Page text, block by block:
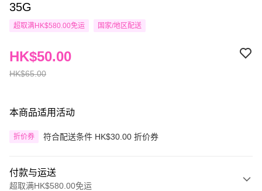
35G
超取满HK$580.00免运 国家/地区配送
HK$65.00
HK$50.00
本商品适用活动
折价券 符合配送条件 HK$30.00 折价券
付款与运送
超取满HK$580.00免运